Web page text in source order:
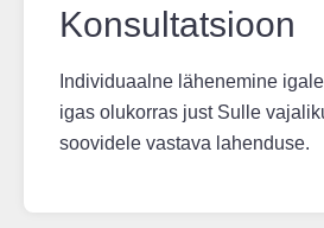
Konsultatsioon
Individuaalne lähenemine
igas olukorras just Sulle
soovidele vastava lahenduse.